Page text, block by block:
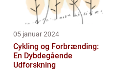
05 januar 2024
Cykling og Forbrænding:
En Dybdegående
Udforskning